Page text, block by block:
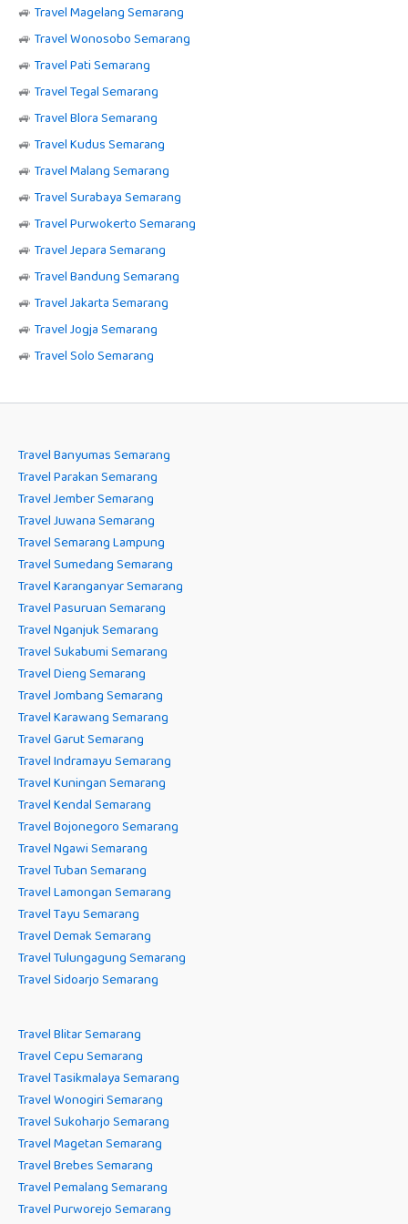
🚙 Travel Magelang Semarang
🚙 Travel Wonosobo Semarang
🚙 Travel Pati Semarang
🚙 Travel Tegal Semarang
🚙 Travel Blora Semarang
🚙 Travel Kudus Semarang
🚙 Travel Malang Semarang
🚙 Travel Surabaya Semarang
🚙 Travel Purwokerto Semarang
🚙 Travel Jepara Semarang
🚙 Travel Bandung Semarang
🚙 Travel Jakarta Semarang
🚙 Travel Jogja Semarang
🚙 Travel Solo Semarang
Travel Banyumas Semarang
Travel Parakan Semarang
Travel Jember Semarang
Travel Juwana Semarang
Travel Semarang Lampung
Travel Sumedang Semarang
Travel Karanganyar Semarang
Travel Pasuruan Semarang
Travel Nganjuk Semarang
Travel Sukabumi Semarang
Travel Dieng Semarang
Travel Jombang Semarang
Travel Karawang Semarang
Travel Garut Semarang
Travel Indramayu Semarang
Travel Kuningan Semarang
Travel Kendal Semarang
Travel Bojonegoro Semarang
Travel Ngawi Semarang
Travel Tuban Semarang
Travel Lamongan Semarang
Travel Tayu Semarang
Travel Demak Semarang
Travel Tulungagung Semarang
Travel Sidoarjo Semarang
Travel Blitar Semarang
Travel Cepu Semarang
Travel Tasikmalaya Semarang
Travel Wonogiri Semarang
Travel Sukoharjo Semarang
Travel Magetan Semarang
Travel Brebes Semarang
Travel Pemalang Semarang
Travel Purworejo Semarang